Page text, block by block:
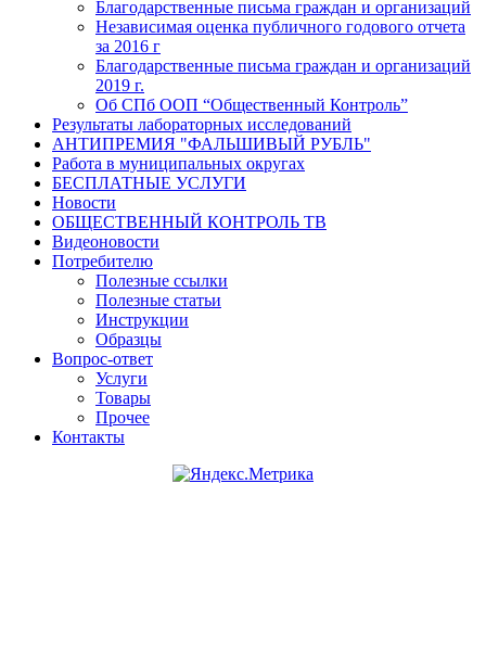
Благодарственные письма граждан и организаций
Независимая оценка публичного годового отчета
за 2016 г
Благодарственные письма граждан и организаций
2019 г.
Об СПб ООП “Общественный Контроль”
Результаты лабораторных исследований
АНТИПРЕМИЯ "ФАЛЬШИВЫЙ РУБЛЬ"
Работа в муниципальных округах
БЕСПЛАТНЫЕ УСЛУГИ
Новости
ОБЩЕСТВЕННЫЙ КОНТРОЛЬ ТВ
Видеоновости
Потребителю
Полезные ссылки
Полезные статьи
Инструкции
Образцы
Вопрос-ответ
Услуги
Товары
Прочее
Контакты